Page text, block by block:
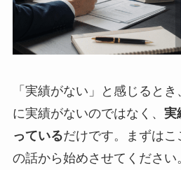
「実績がない」と感じると
に実績がないのではなく、 実
っているだけです。まずは
の話から始めさせてください